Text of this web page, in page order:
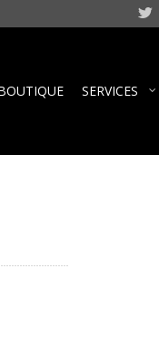
SERVICES